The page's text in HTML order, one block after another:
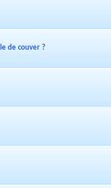
de couver ?